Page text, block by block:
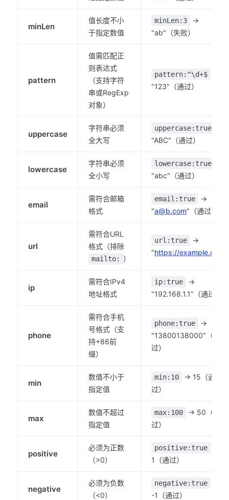
minLen
值长度不小
于指定数值
minLen:3
→
"ab"（失败）
pattern
值需匹配正
则表达式
（支持字符
串或RegExp
对象）
pattern:^\d+$
"123"（通过）
uppercase
字符串必须
全大写
uppercase:true
"ABC"（通过）
lowercase
字符串必须
全小写
lowercase:true
"abc"（通过）
email
需符合邮箱
格式
email:true
→
"a@b.com"（通过）
url
需符合URL
格式（排除
mailto: ）
url:true
→
"https://example.com
ip
需符合IPv4
地址格式
ip:true
→
"192.168.1.1"（通过）
phone
需符合手机
号格式（支
持+86前
缀）
phone:true
→
"13800138000"（通
过）
min
数值不小于
指定值
min:10
→ 15（通
过）
max
数值不超过
指定值
max:100
→ 50（通
过）
positive
必须为正数
（>0）
positive:true
1（通过）
negative
必须为负数
（<0）
negative:true
-1（通过）